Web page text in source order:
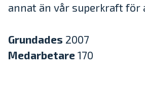
annat än vår superkraft för
Grundades 2007
Medarbetare 170